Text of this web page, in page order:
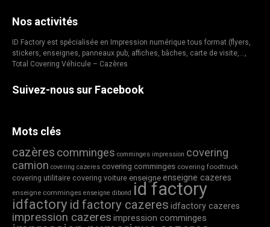
Nos activités
ID Factory est spécialisée en Impression numérique tous format (flyers,
stickers, enseignes, panneaux pub, affiches, bâches, carte de visite,…,
Total Covering Véhicule – Cazères
Suivez-nous sur Facebook
Mots clés
cazères comminges comminges impression covering
camion covering cazeres covering comminges covering foodtruck
covering utilitaire covering voiture enseigne enseigne cazeres
enseigne comminges enseigne dibond id factory
idfactory id factory cazeres idfactory cazeres
impression cazeres impression comminges